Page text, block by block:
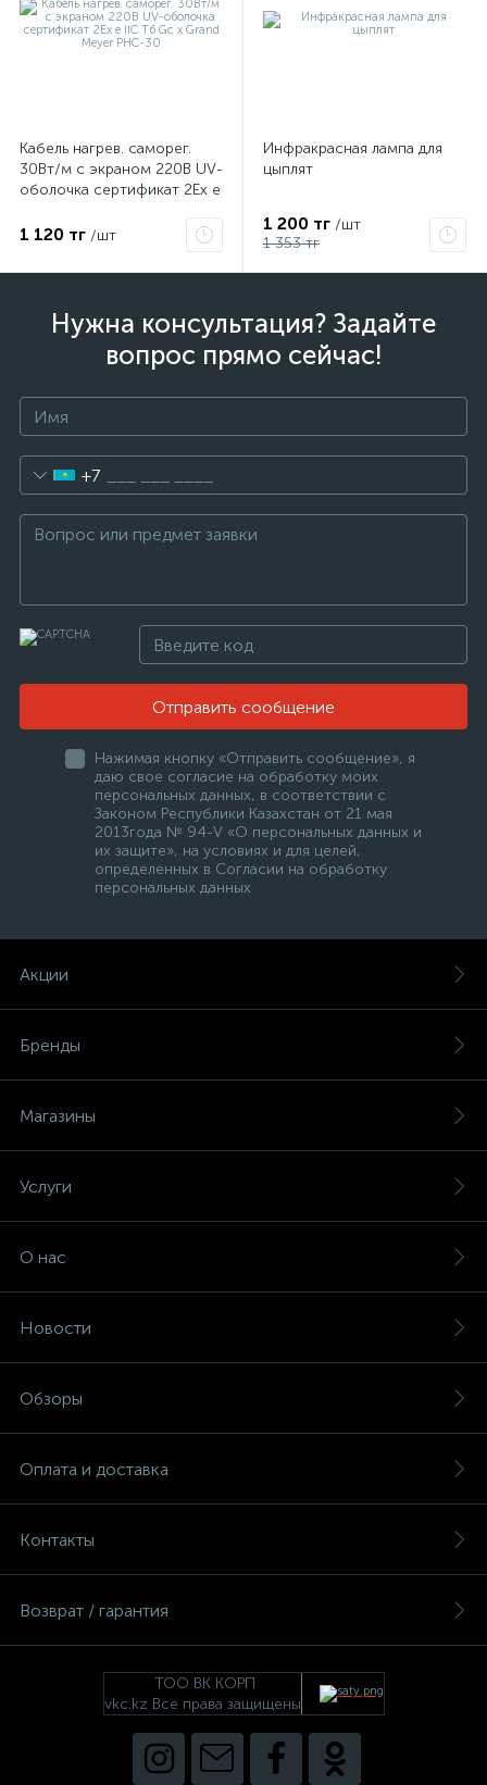
Кабель нагрев. саморег.
30Вт/м с экраном 220В UV-
оболочка сертификат 2Ex e
PHC-30
1 120 тг /шт
Инфракрасная лампа для
цыплят
1 200 тг /шт
1 353 тг
Нужна консультация? Задайте
вопрос прямо сейчас!
+7
Отправить сообщение
Нажимая кнопку «Отправить сообщение», я
даю свое согласие на обработку моих
персональных данных, в соответствии с
Законом Республики Казахстан от 21 мая
2013года № 94-V «О персональных данных и
их защите», на условиях и для целей,
определенных в Согласии на обработку
персональных данных
Акции
Бренды
Магазины
Услуги
О нас
Новости
Обзоры
Оплата и доставка
Контакты
Возврат / гарантия
ТОО ВК КОРП
vkc.kz Все права защищены